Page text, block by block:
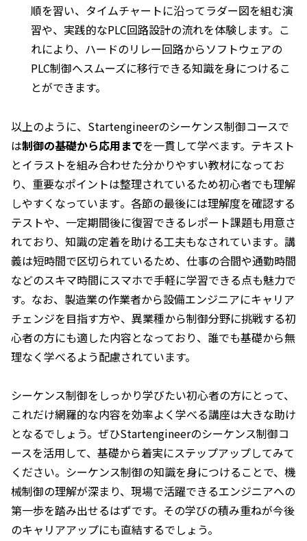
順を習い、タイムチャートに沿ってラダー図を組む演
習や、実践的なPLC回路設計の流れを体験します。こ
れにより、ハードのリレー回路からソフトウェアの
PLC制御へスムーズに移行できる知識を身につけるこ
とができます。
以上のように、Startengineerのシーケンス制御コースで
は制御の基礎から応用までを一貫して学べます。テキスト
とイラストを組み合わせた分かりやすい教材になってお
り、重要なポイントは整理されているため初心者でも理解
しやすくなっています​。各節の最後には理解度を確認する
テストや、一定期間後に復習できるレポート課題も用意さ
れており、知識の定着を助ける工夫もなされています​。講
義は短時間で区切られているため、仕事の合間や通勤時間
などのスキマ時間にスマホで手軽に学習できる点も魅力で
す。なお、製造業の作業者から設備エンジニアにキャリア
チェンジを目指す方や、異業種から制御分野に挑戦する初
心者の方にも適した内容となっており​、誰でも基礎から無
理なく学べるよう配慮されています。
シーケンス制御をしっかり学びたい初心者の方にとって、
これだけ網羅的な内容を効率よく学べる講座は大きな助け
となるでしょう。ぜひStartengineerのシーケンス制御コ
ースを活用して、基礎から着実にステップアップしてみて
ください。シーケンス制御の知識を身につけることで、機
械制御の理解が深まり、現場で活躍できるエンジニアへの
第一歩を踏み出せるはずです。その学びの積み重ねが今後
のキャリアアップにも直結するでしょう。